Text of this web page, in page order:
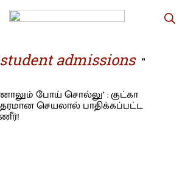
student admissions "